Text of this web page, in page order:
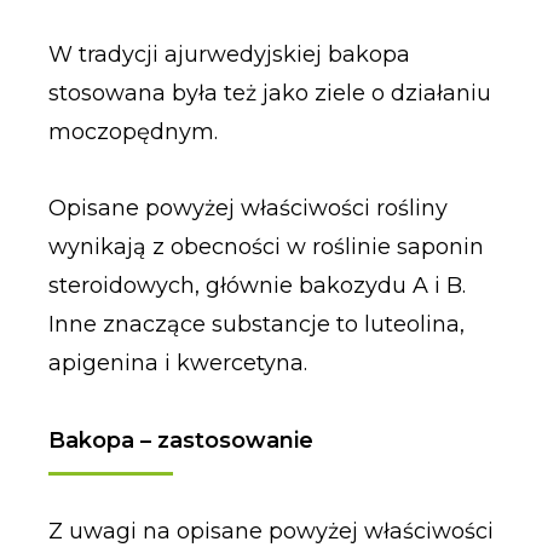
W tradycji ajurwedyjskiej bakopa
stosowana była też jako ziele o działaniu
moczopędnym.
Opisane powyżej właściwości rośliny
wynikają z obecności w roślinie saponin
steroidowych, głównie bakozydu A i B.
Inne znaczące substancje to luteolina,
apigenina i kwercetyna.
Bakopa – zastosowanie
Z uwagi na opisane powyżej właściwości